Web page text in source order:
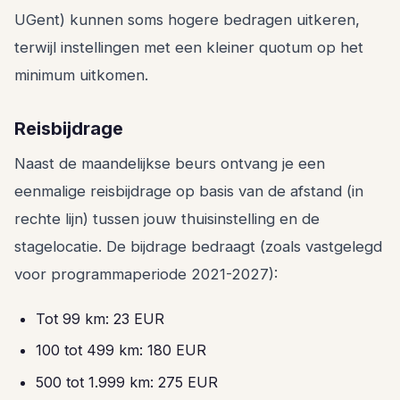
UGent) kunnen soms hogere bedragen uitkeren,
terwijl instellingen met een kleiner quotum op het
minimum uitkomen.
Reisbijdrage
Naast de maandelijkse beurs ontvang je een
eenmalige reisbijdrage op basis van de afstand (in
rechte lijn) tussen jouw thuisinstelling en de
stagelocatie. De bijdrage bedraagt (zoals vastgelegd
voor programmaperiode 2021-2027):
Tot 99 km: 23 EUR
100 tot 499 km: 180 EUR
500 tot 1.999 km: 275 EUR